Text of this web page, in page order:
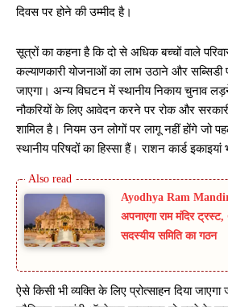
दिवस पर होने की उम्मीद है।
सूत्रों का कहना है कि दो से अधिक बच्चों वाले
कल्याणकारी योजनाओं का लाभ उठाने और सब्सिडी
जाएगा। अन्य विघटन में स्थानीय निकाय चुनाव
नौकरियों के लिए आवेदन करने पर रोक और
शामिल है। नियम उन लोगों पर लागू नहीं होंगे जो
स्थानीय परिषदों का हिस्सा हैं। राशन कार्ड
Ayodhya Ram
अपनाएगा राम मंदिर
सदस्यीय समिति का गठन
ऐसे किसी भी व्यक्ति के लिए प्रोत्साहन दिया